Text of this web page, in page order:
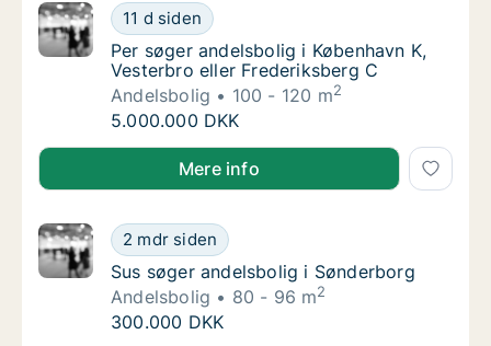
Per søger andelsbolig i København K,
11 d siden
Per søger andelsbolig i København K,
Per søger andelsbolig i København K,
Vesterbro eller Frederiksberg C
Andelsbolig
100 - 120 m2
Per søger andelsbolig i København K,
5.000.000 DKK
Per søger andelsbolig i København K, Vesterbro
Mere info
Sus søger andelsbolig i Sønderborg
2 mdr siden
Sus søger andelsbolig i Sønderborg
Sus søger andelsbolig i Sønderborg
Andelsbolig
80 - 96 m2
Sus søger andelsbolig i Sønderborg
300.000 DKK